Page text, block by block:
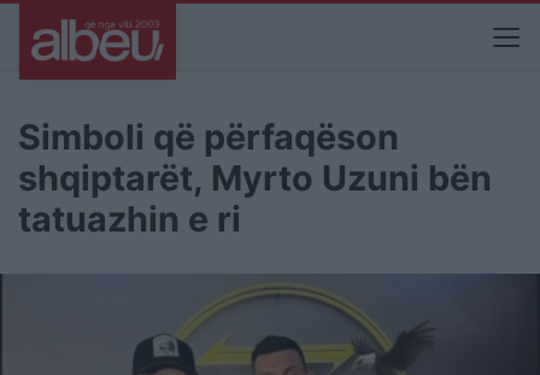
Simboli që përfaqëson
shqiptarët, Myrto Uzuni bën
tatuazhin e ri